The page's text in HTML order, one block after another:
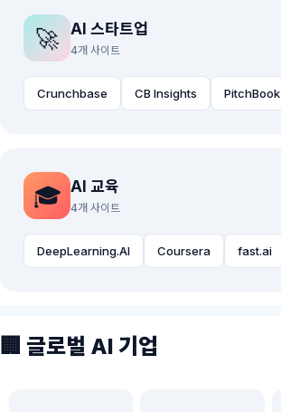
🚀 AI 스타트업
4개 사이트
Crunchbase CB Insights PitchBook
🎓 AI 교육
4개 사이트
DeepLearning.AI Coursera fast.ai
🏢 글로벌 AI 기업